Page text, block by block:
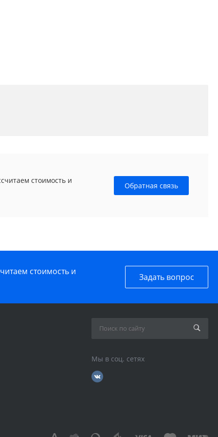
стоимость и
Обратная связь
стоимость и
Задать вопрос
Мы в соц. сетях